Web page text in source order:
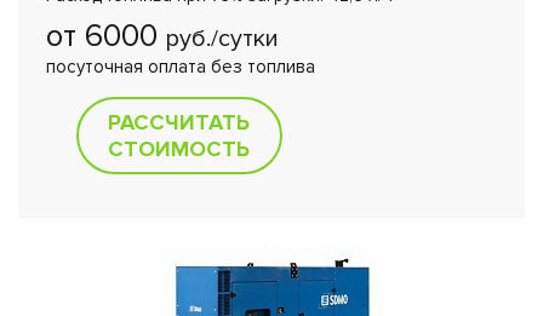
от 6000 руб./сутки
посуточная оплата без топлива
РАССЧИТАТЬ
СТОИМОСТЬ